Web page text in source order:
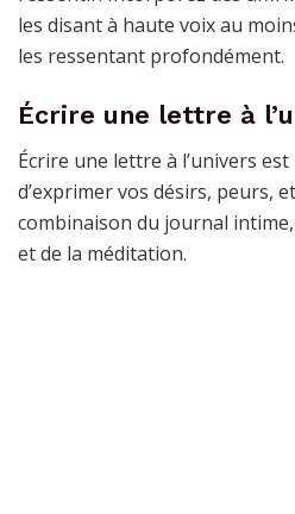
les disant à haute voix au
les ressentant profondément.
Écrire une lettre à
Écrire une lettre à l’univers
d’exprimer vos désirs, peurs,
combinaison du journal
et de la méditation.